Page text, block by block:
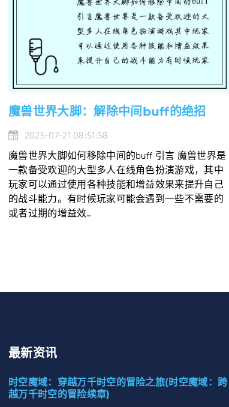
魔兽世界大脚：解除中间buff的绝招
2025-07-21 08:51:58
魔兽世界大脚如何移除中间的buff 引言 魔兽世界是
一款备受欢迎的大型多人在线角色扮演游戏，其中
玩家可以通过使用各种技能和增益效果来提升自己
的战斗能力。有时候玩家可能会遇到一些不需要的
或者过期的增益效...
最新资讯
时空魔域：穿越万千时空的冒险之旅(时空魔域：跨
越万千时空的冒险续章)